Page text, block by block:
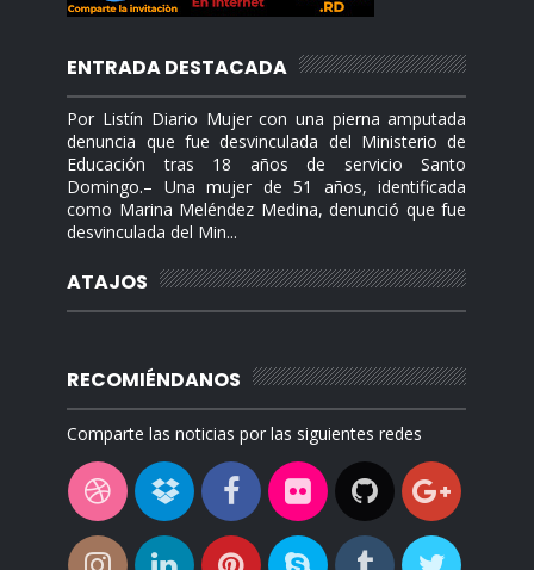
ENTRADA DESTACADA
Por Listín Diario Mujer con una pierna amputada
denuncia que fue desvinculada del Ministerio de
Educación tras 18 años de servicio Santo
Domingo.– Una mujer de 51 años, identificada
como Marina Meléndez Medina, denunció que fue
desvinculada del Min...
ATAJOS
RECOMIÉNDANOS
Comparte las noticias por las siguientes redes